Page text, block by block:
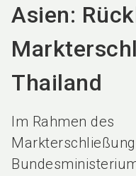
Asien:
Thailand
Im Rahmen des